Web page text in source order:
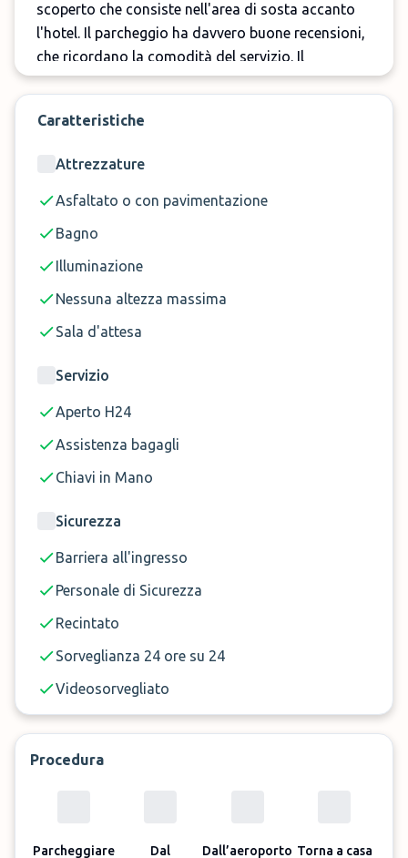
scoperto che consiste nell'area di sosta accanto
l'hotel. Il parcheggio ha davvero buone recensioni,
che ricordano la comodità del servizio. Il
parcheggio del Boutiquehotel Hein è ad appena
ad esso collegato da un professionale servizio
garantirà il trasporto in aeroporto senza lunghe
attese. Inoltre sarete certi di lasciare l'auto in un
preoccupazioni durante la vostra assenza.
Prenota ora il parcheggio ddel Boutiquehotel Hein
Caratteristiche
Attrezzature
Asfaltato o con pavimentazione
Bagno
Illuminazione
Nessuna altezza massima
Sala d'attesa
Servizio
Aperto H24
Assistenza bagagli
Chiavi in Mano
Sicurezza
Barriera all'ingresso
Personale di Sicurezza
Recintato
Sorveglianza 24 ore su 24
Videosorvegliato
Procedura
Parcheggiare Dal Dall’aeroporto Torna a casa